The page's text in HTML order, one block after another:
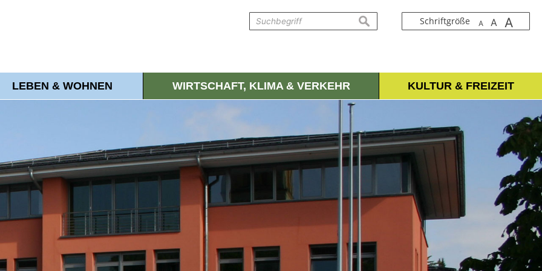
Schriftgröße A A A
suchen
LEBEN & WOHNEN WIRTSCHAFT, KLIMA & VERKEHR KULTUR & FREIZEIT